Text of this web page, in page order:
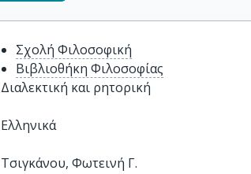
Σχολή Φιλοσοφική
Βιβλιοθήκη Φιλοσοφίας
Διαλεκτική και ρητορική
Ελληνικά
Τσιγκάνου, Φωτεινή Γ.